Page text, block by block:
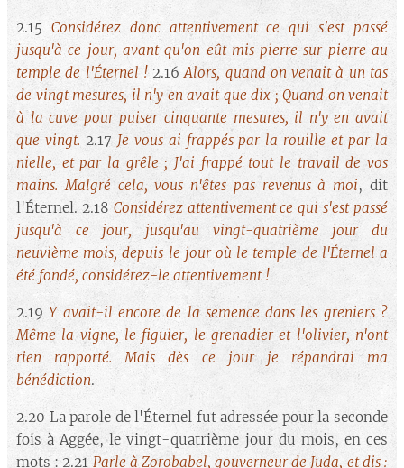
2.15 Considérez donc attentivement ce qui s'est passé
jusqu'à ce jour, avant qu'on eût mis pierre sur pierre au
temple de l'Éternel ! 2.16Alors, quand on venait à un tas
de vingt mesures, il n'y en avait que dix ; Quand on venait
à la cuve pour puiser cinquante mesures, il n'y en avait
que vingt. 2.17 Je vous ai frappés par la rouille et par la
nielle, et par la grêle ; J'ai frappé tout le travail de vos
mains.Malgrécela, vous n'êtes pas revenus à moi, dit
l'Éternel. 2.18 Considérez attentivement ce qui s'est passé
jusqu'à ce jour, jusqu'au vingt-quatrième jour du
neuvième mois, depuis le jour où le temple de l'Éternel a
été fondé, considérez-le attentivement !
2.19Y avait-il encore de la semence dans les greniers ?
Même la vigne, le figuier, le grenadier et l'olivier, n'ont
rien rapporté. Mais dès ce jour je répandrai ma
bénédiction.
2.20 La parole de l'Éternel fut adressée pour la seconde
fois à Aggée, le vingt-quatrième jour du mois, en ces
mots : 2.21 Parle à Zorobabel, gouverneur de Juda, et dis :